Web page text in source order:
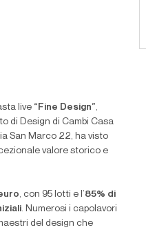
live “Fine Design”,
di Design di Cambi Casa
San Marco 22, ha visto
valore storico e
, con 95 lotti e l’85% di
. Numerosi i capolavori
del design che